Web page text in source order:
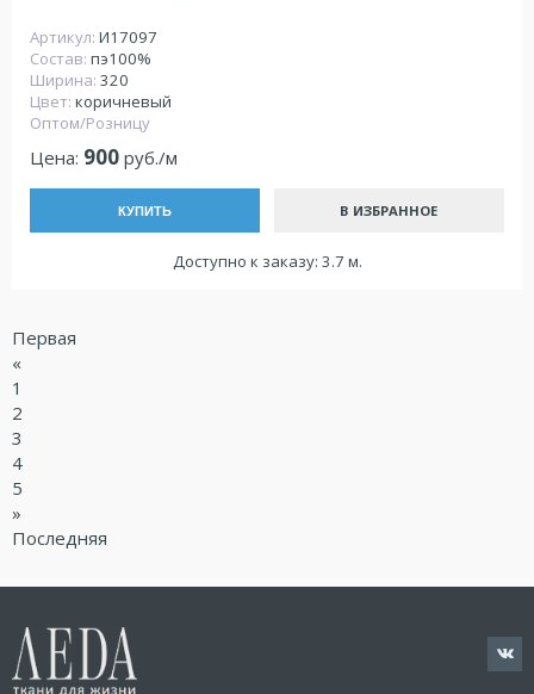
Артикул: И17097
Состав: пэ100%
Ширина: 320
Цвет: коричневый
Оптом/Розницу
Цена: 900 руб./м
КУПИТЬ В ИЗБРАННОЕ
Доступно к заказу: 3.7 м.
Первая
«
1
2
3
4
5
»
Последняя